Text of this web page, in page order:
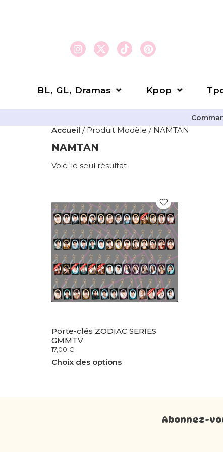
BL, GL, Dramas Kpop
Accueil / Produit Modèle / NAMTAN
NAMTAN
Voici le seul résultat
Porte-clés ZODIAC SERIES
GMMTV
17,00 €
Choix des options
Abonnez-